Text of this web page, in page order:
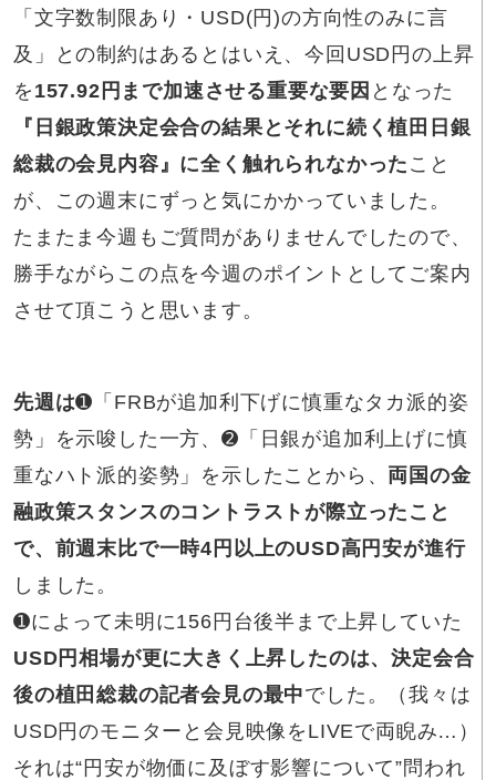
「文字数制限あり・USD(円)の方向性のみに言
及」との制約はあるとはいえ、今回USD円の上昇
を 157.92円まで加速させる重要な要因 となった
『日銀政策決定会合の結果とそれに続く植田日銀
総裁の会見内容』に全く触れられなかった こと
が、この週末にずっと気にかかっていました。
たまたま今週もご質問がありませんでしたので、
勝手ながらこの点を今週のポイントとしてご案内
させて頂こうと思います。
先週は➊「FRBが追加利下げに慎重なタカ派的姿
勢」を示唆した一方、➋「日銀が追加利上げに慎
重なハト派的姿勢」を示したことから、 両国の金
融政策スタンスのコントラストが際立ったこと
で、前週末比で一時4円以上のUSD高円安が進行
しました。
➊によって未明に156円台後半まで上昇していた
USD円相場が更に大きく上昇したのは、決定会合
後の植田総裁の記者会見の最中でした。（我々は
USD円のモニターと会見映像をLIVEで両睨み…）
それは“円安が物価に及ぼす影響について”問われ